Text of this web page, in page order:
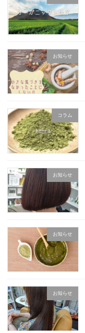
お知らせ
コラム
お知らせ
お知らせ
お知らせ